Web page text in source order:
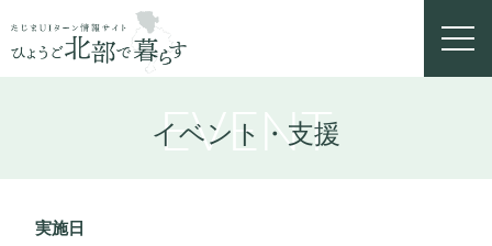
EVENT
イベント・支援
実施日